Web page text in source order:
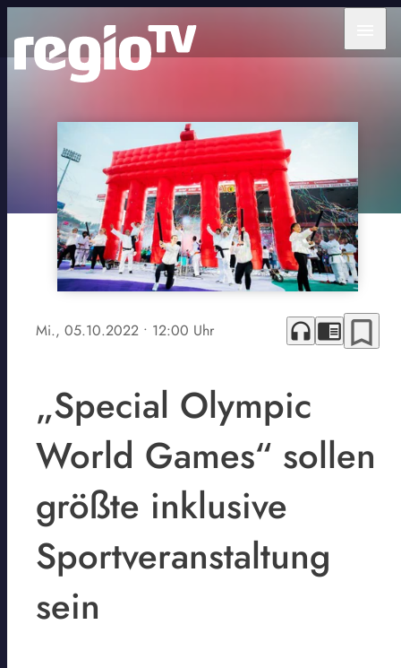
Mi., 05.10.2022 • 12:00 Uhr headphones chrome_reader_mode bookmark_border
„Special Olympic
World Games“ sollen
größte inklusive
Sportveranstaltung
sein